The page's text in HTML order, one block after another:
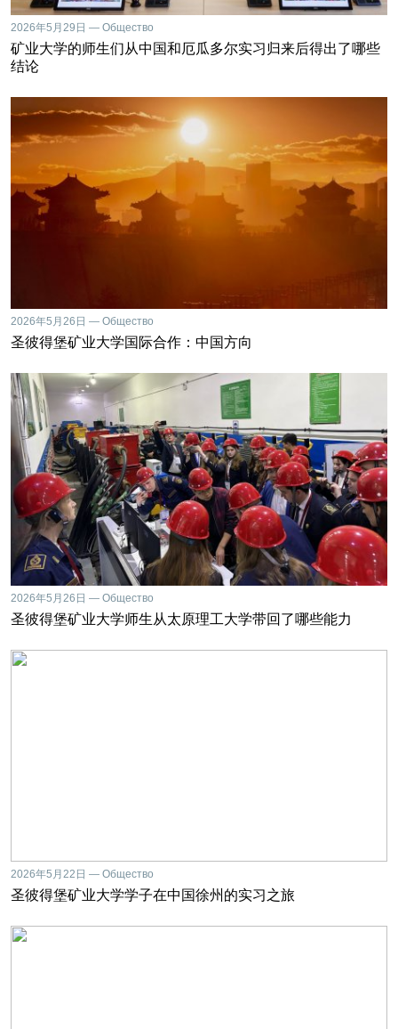
2026年5月29日 — Общество
矿业大学的师生们从中国和厄瓜多尔实习归来后得出了哪些
结论
2026年5月26日 — Общество
圣彼得堡矿业大学国际合作：中国方向
2026年5月26日 — Общество
圣彼得堡矿业大学师生从太原理工大学带回了哪些能力
2026年5月22日 — Общество
圣彼得堡矿业大学学子在中国徐州的实习之旅